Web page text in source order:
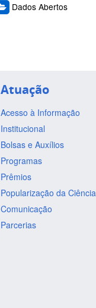
Dados Abertos
Atuação
Acesso à Informação
Institucional
Bolsas e Auxílios
Programas
Prêmios
Popularização da Ciência
Comunicação
Parcerias